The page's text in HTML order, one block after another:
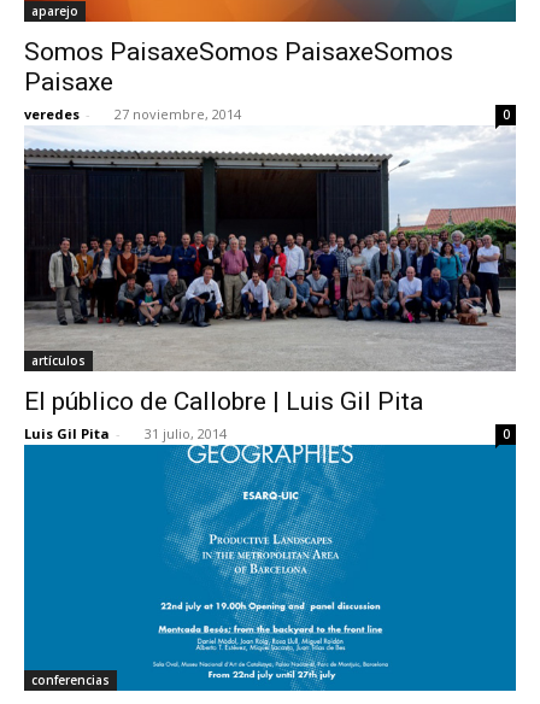
aparejo
Somos PaisaxeSomos PaisaxeSomos
Paisaxe
veredes - 27 noviembre, 2014 0
artículos
El público de Callobre | Luis Gil Pita
Luis Gil Pita - 31 julio, 2014 0
conferencias